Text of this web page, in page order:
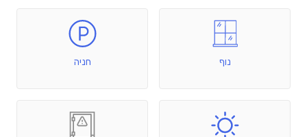
נוף חניה